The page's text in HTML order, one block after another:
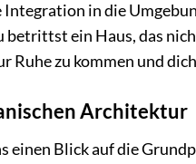
in die
ein Haus, das
Ruhe zu kommen und
Architektur
einen Blick auf die